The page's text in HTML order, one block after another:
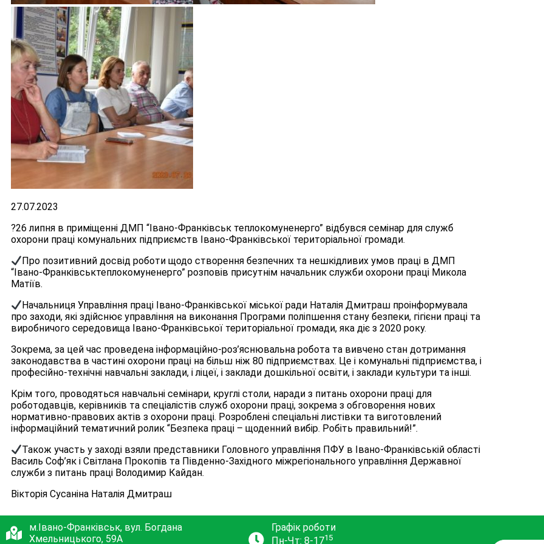
27.07.2023
?26 липня в приміщенні ДМП “Івано-Франківськ теплокомуненерго” відбувся семінар для служб
охорони праці комунальних підприємств Івано-Франківської територіальної громади.
Про позитивний досвід роботи щодо створення безпечних та нешкідливих умов праці в ДМП
“Івано-Франківськтеплокомуненерго” розповів присутнім начальник служби охорони праці Микола
Матіїв.
Начальниця Управління праці Івано-Франківської міської ради Наталія Дмитраш проінформувала
про заходи, які здійснює управління на виконання Програми поліпшення стану безпеки, гігієни праці та
виробничого середовища Івано-Франківської територіальної громади, яка діє з 2020 року.
Зокрема, за цей час проведена інформаційно-роз’яснювальна робота та вивчено стан дотримання
законодавства в частині охорони праці на більш ніж 80 підприємствах. Це і комунальні підприємства, і
професійно-технічні навчальні заклади, і ліцеї, і заклади дошкільної освіти, і заклади культури та інші.
Крім того, проводяться навчальні семінари, круглі столи, наради з питань охорони праці для
роботодавців, керівників та спеціалістів служб охорони праці, зокрема з обговорення нових
нормативно-правових актів з охорони праці. Розроблені спеціальні листівки та виготовлений
інформаційний тематичний ролик “Безпека праці – щоденний вибір. Робіть правильний!”.
Також участь у заході взяли представники Головного управління ПФУ в Івано-Франківській області
Василь Соф’як і Світлана Прокопів та Південно-Західного міжрегіонального управління Державної
служби з питань праці Володимир Кайдан.
Вікторія Сусаніна Наталія Дмитраш
м.Івано-Франківськ, вул. Богдана
Хмельницького, 59А
Графік роботи
Пн-Чт: 8-1715